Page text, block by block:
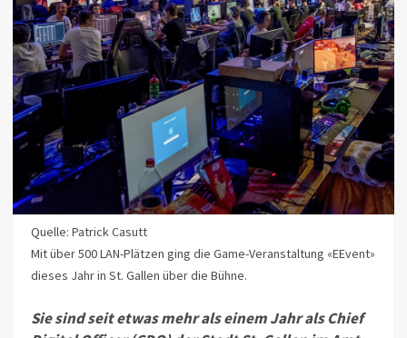
Quelle: Patrick Casutt
Mit über 500 LAN-Plätzen ging die Game-Veranstaltung «EEvent»
dieses Jahr in St. Gallen über die Bühne.
Sie sind seit etwas mehr als einem Jahr als Chief